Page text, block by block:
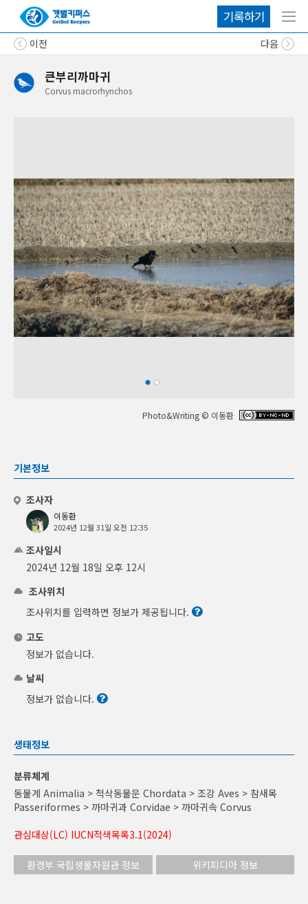
메
기록하기
이전 다음
큰부리까마귀
Corvus macrorhynchos
Photo&Writing © 이동환
기본정보
조사자
이동환
2024년 12월 31일 오전 12:35
조사일시
2024년 12월 18일 오후 12시
조사위치
조사위치를 입력하면 정보가 제공됩니다.
고도
정보가 없습니다.
날씨
정보가 없습니다.
생태정보
분류체계
동물계 Animalia > 척삭동물문 Chordata > 조강 Aves > 참새목
Passeriformes > 까마귀과 Corvidae > 까마귀속 Corvus
관심대상(LC) IUCN적색목록3.1(2024)
환경부 국립생물자원관 정보 위키피디아 정보